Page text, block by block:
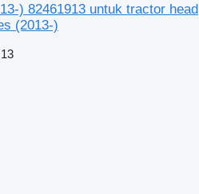
) 82461913 untuk tractor head
(2013-)